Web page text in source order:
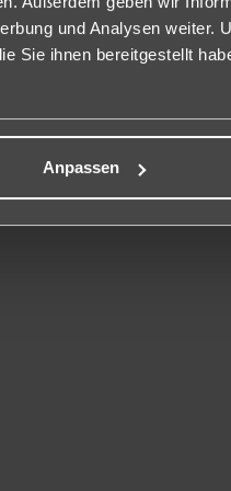
und Analysen weiter.
Sie ihnen bereitgestellt
Anpassen
Mittag- und Abendessen vom
verschiedenen Bars. Das
und bei Bedarf täglich
Frische Fruchtsäfte,
Cocktails.